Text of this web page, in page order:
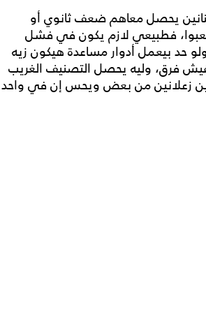
يحصل معاهم ضعف ثانوي أو
فطبيعي لازم يكون في فشل
حد بيعمل أدوار مساعدة هيكون زيه
فرق، وليه يحصل التصنيف الغريب
زعلانين من بعض ويحس إن في واحد